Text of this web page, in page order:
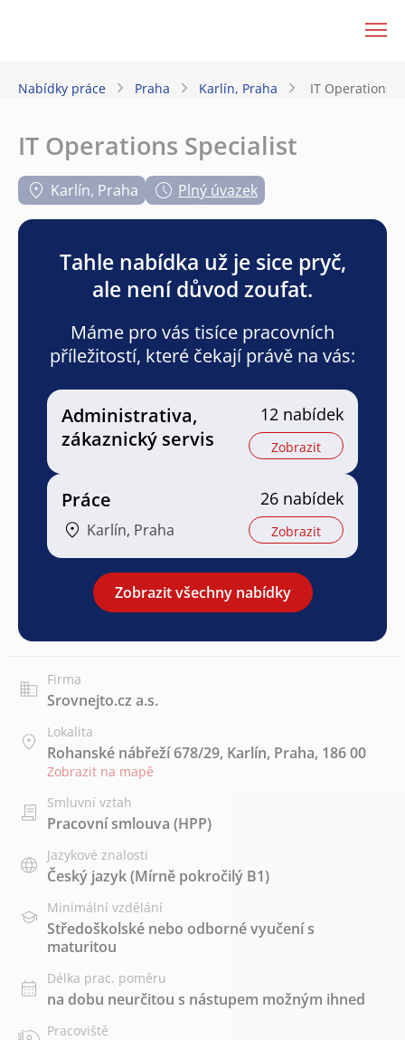
Nabídky práce Praha Karlín, Praha IT Operations
IT Operations Specialist
Karlín, Praha Plný úvazek
Tahle nabídka už je sice pryč,
ale není důvod zoufat.
Máme pro vás tisíce pracovních
příležitostí, které čekají právě na vás:
Administrativa,
zákaznický servis
12 nabídek
Zobrazit
Práce
Karlín, Praha
26 nabídek
Zobrazit
Zobrazit všechny nabídky
Firma
Srovnejto.cz a.s.
Lokalita
Rohanské nábřeží 678/29, Karlín, Praha, 186 00
Zobrazit na mapě
Smluvní vztah
Pracovní smlouva (HPP)
Jazykové znalosti
Český jazyk(Mírně pokročilý B1)
Minimální vzdělání
Středoškolské nebo odborné vyučení s
maturitou
Délka prac. poměru
na dobu neurčitou s nástupem možným ihned
Pracoviště